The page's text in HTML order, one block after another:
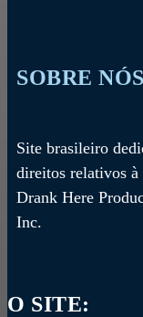
SOBRE
Site brasileiro
direitos relativos à
Drank Here
Inc.
O SITE: